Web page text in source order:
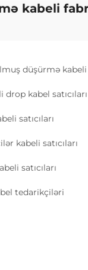
kabeli
düşürmə kabeli
kabel satıcıları
satıcıları
kabeli satıcıları
satıcıları
tedarikçiləri